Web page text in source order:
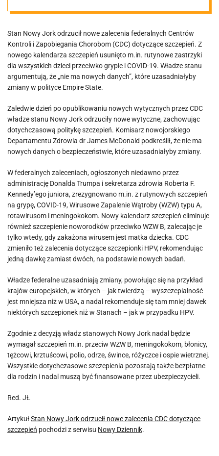
szczepień
Stan Nowy Jork odrzucił nowe zalecenia federalnych Centrów
Kontroli i Zapobiegania Chorobom (CDC) dotyczące szczepień. Z
nowego kalendarza szczepień usunięto m.in. rutynowe zastrzyki
dla wszystkich dzieci przeciwko grypie i COVID-19. Władze stanu
argumentują, że „nie ma nowych danych”, które uzasadniałyby
zmiany w polityce Empire State.
Zaledwie dzień po opublikowaniu nowych wytycznych przez CDC
władze stanu Nowy Jork odrzuciły nowe wytyczne, zachowując
dotychczasową politykę szczepień. Komisarz nowojorskiego
Departamentu Zdrowia dr James McDonald podkreślił, że nie ma
nowych danych o bezpieczeństwie, które uzasadniałyby zmiany.
W federalnych zaleceniach, ogłoszonych niedawno przez
administrację Donalda Trumpa i sekretarza zdrowia Roberta F.
Kennedy’ego juniora, zrezygnowano m.in. z rutynowych szczepień
na grypę, COVID-19, Wirusowe Zapalenie Wątroby (WZW) typu A,
rotawirusom i meningokokom. Nowy kalendarz szczepień eliminuje
również szczepienie noworodków przeciwko WZW B, zalecając je
tylko wtedy, gdy zakażona wirusem jest matka dziecka. CDC
zmieniło też zalecenia dotyczące szczepionki HPV, rekomendując
jedną dawkę zamiast dwóch, na podstawie nowych badań.
Władze federalne uzasadniają zmiany, powołując się na przykład
krajów europejskich, w których – jak twierdzą – wyszczepialność
jest mniejsza niż w USA, a nadal rekomenduje się tam mniej dawek
niektórych szczepionek niż w Stanach – jak w przypadku HPV.
Zgodnie z decyzją władz stanowych Nowy Jork nadal będzie
wymagał szczepień m.in. przeciw WZW B, meningokokom, błonicy,
tężcowi, krztuścowi, polio, odrze, śwince, różyczce i ospie wietrznej.
Wszystkie dotychczasowe szczepienia pozostają także bezpłatne
dla rodzin i nadal muszą być finansowane przez ubezpieczycieli.
Red. JŁ
ArtykułStan Nowy Jork odrzucił nowe zalecenia CDC dotyczące
szczepień pochodzi z serwisu Nowy Dziennik.